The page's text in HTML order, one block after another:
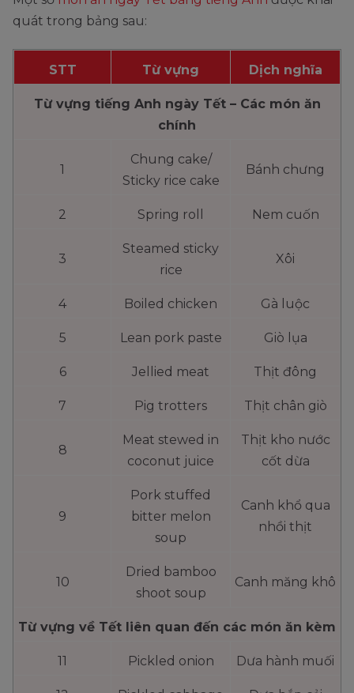
quát trong bảng sau:
STT Từ vựng Dịch nghĩa
Từ vựng tiếng Anh ngày Tết – Các món ăn
chính
1
Chung cake/
Sticky rice cake
Bánh chưng
2 Spring roll Nem cuốn
3
Steamed sticky
rice
Xôi
4 Boiled chicken Gà luộc
5 Lean pork paste Giò lụa
6 Jellied meat Thịt đông
7 Pig trotters Thịt chân giò
8
Meat stewed in
coconut juice
Thịt kho nước
cốt dừa
9
Pork stuffed
bitter melon
soup
Canh khổ qua
nhồi thịt
10
Dried bamboo
shoot soup
Canh măng khô
Từ vựng về Tết liên quan đến các món ăn kèm
11 Pickled onion Dưa hành muối